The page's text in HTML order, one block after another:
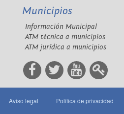
Municipios
Información Municipal
ATM técnica a municipios
ATM jurídica a municipios
Aviso legal Política de privacidad